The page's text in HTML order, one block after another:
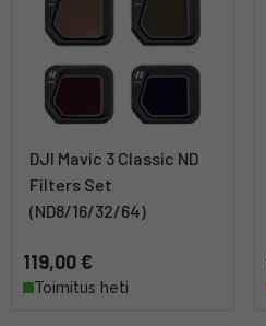
DJI Mavic 3 Classic ND
Filters Set
(ND8/16/32/64)
119,00 €
Toimitus heti